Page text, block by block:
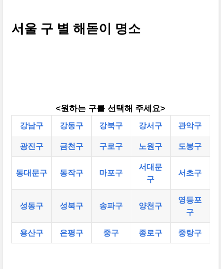
서울 구 별 해돋이 명소
<원하는 구를 선택해 주세요>
강남구 강동구 강북구 강서구 관악구
광진구 금천구 구로구 노원구 도봉구
동대문구 동작구 마포구
서대문
구
서초구
성동구 성북구 송파구 양천구
영등포
구
용산구 은평구 중구 종로구 중랑구